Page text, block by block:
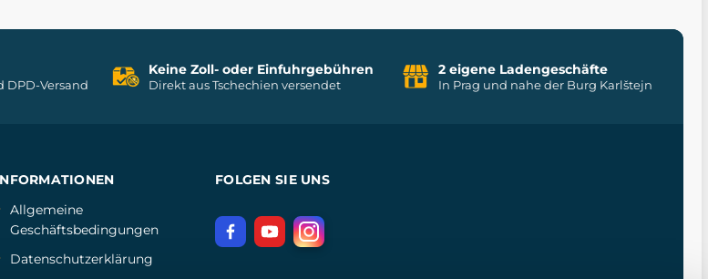
DPD-Versand
Keine Zoll- oder Einfuhrgebühren
Direkt aus Tschechien versendet
2 eigene Ladengeschäfte
In Prag und nahe der Burg Karlštejn
Allgemeine
Geschäftsbedingungen
Datenschutzerklärung
FOLGEN SIE UNS